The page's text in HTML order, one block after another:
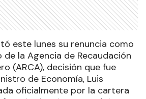
este lunes su renuncia como
la Agencia de Recaudación
(ARCA), decisión que fue
de Economía, Luis
oficialmente por la cartera